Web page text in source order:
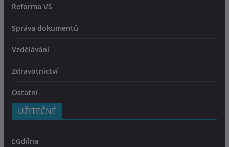
Reforma VS
Správa dokumentů
Vzdělávání
Zdravotnictví
Ostatní
UŽITEČNÉ
EGdílna